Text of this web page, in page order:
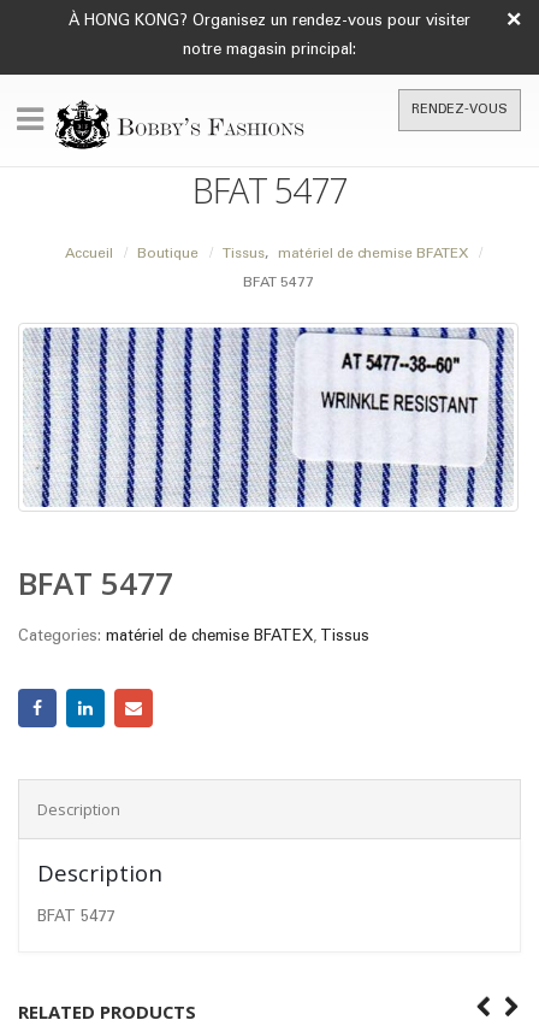
À HONG KONG? Organisez un rendez-vous pour visiter
notre magasin principal:
×
RENDEZ-VOUS
BFAT 5477
Accueil Boutique Tissus, matériel de chemise BFATEX
BFAT 5477
BFAT 5477
Categories: matériel de chemise BFATEX, Tissus
Description
Description
BFAT 5477
RELATED PRODUCTS